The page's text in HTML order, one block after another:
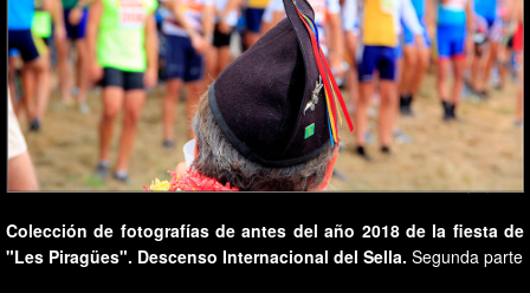
Colección de fotografías de antes del año 2018 de la fiesta de
"Les Piragües". Descenso Internacional del Sella. Segunda parte